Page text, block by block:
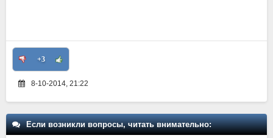
+3
8-10-2014, 21:22
Если возникли вопросы, читать внимательно: